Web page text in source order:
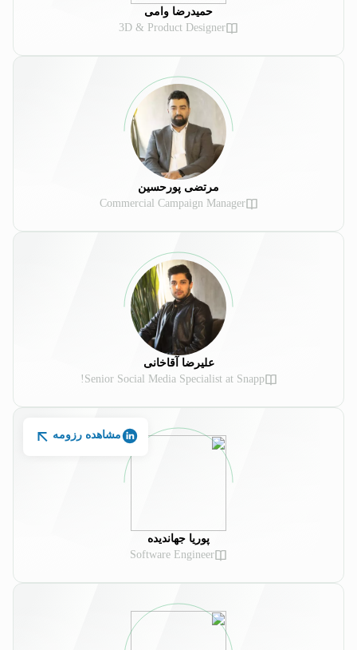
حمیدرضا وامی
3D & Product Designer
مرتضی پورحسین
Commercial Campaign Manager
علیرضا آقاخانی
Senior Social Media Specialist at Snapp!
مشاهده رزومه
پوریا جهاندیده
Software Engineer